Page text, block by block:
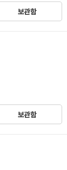
보관함
보관함